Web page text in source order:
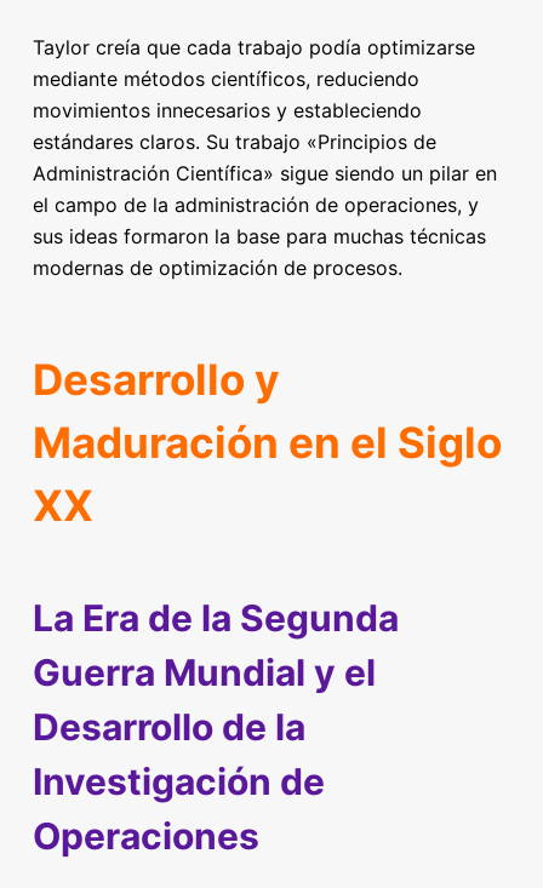
Taylor creía que cada trabajo podía optimizarse
mediante métodos científicos, reduciendo
movimientos innecesarios y estableciendo
estándares claros. Su trabajo «Principios de
Administración Científica» sigue siendo un pilar en
el campo de la administración de operaciones, y
sus ideas formaron la base para muchas técnicas
modernas de optimización de procesos.
Desarrollo y
Maduración en el Siglo
XX
La Era de la Segunda
Guerra Mundial y el
Desarrollo de la
Investigación de
Operaciones